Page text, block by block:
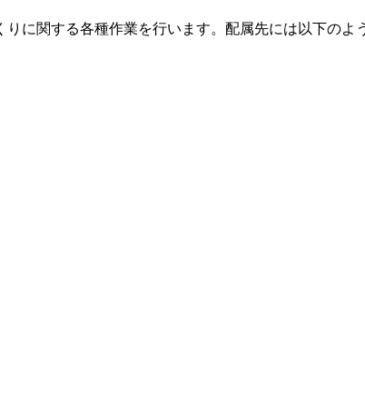
に関する各種作業を行います。配属先には以下のよ